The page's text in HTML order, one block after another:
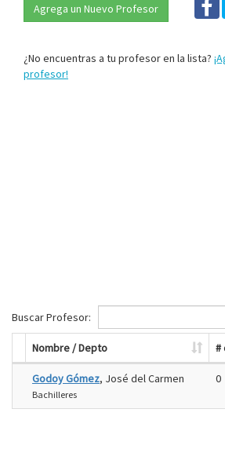
Agrega un Nuevo Profesor
¿No encuentras a tu profesor en la lista?
profesor!
Buscar Profesor:
Nombre / Depto #
Godoy Gómez, José del Carmen
Bachilleres
0